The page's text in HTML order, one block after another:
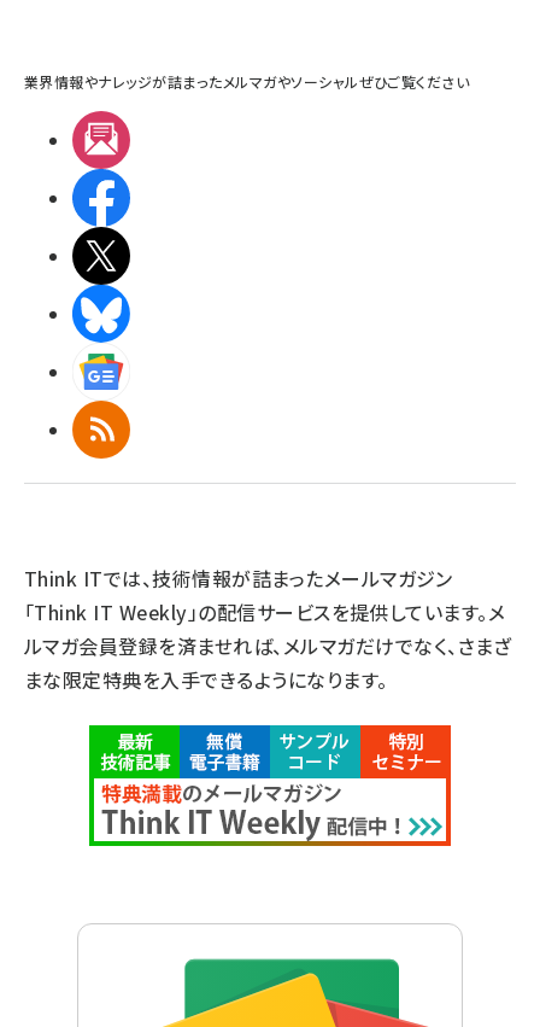
業界情報やナレッジが詰まったメルマガやソーシャルぜひご覧ください
RSS
Think ITでは、技術情報が詰まったメールマガジン
「Think IT Weekly」の配信サービスを提供しています。メ
ルマガ会員登録を済ませれば、メルマガだけでなく、さまざ
まな限定特典を入手できるようになります。